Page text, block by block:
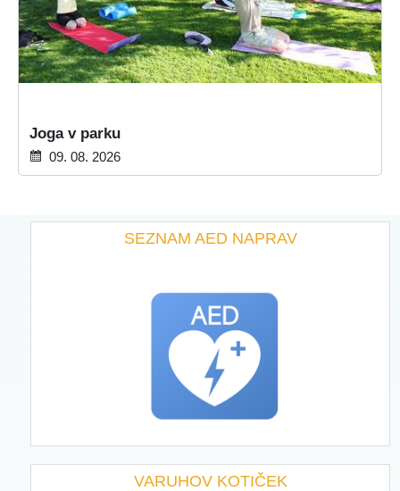
Joga v parku
09. 08. 2026
SEZNAM AED NAPRAV
VARUHOV KOTIČEK